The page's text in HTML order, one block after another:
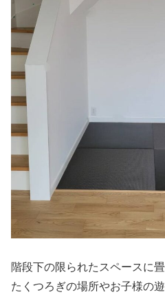
階段下の限られたスペースに
たくつろぎの場所やお子様の